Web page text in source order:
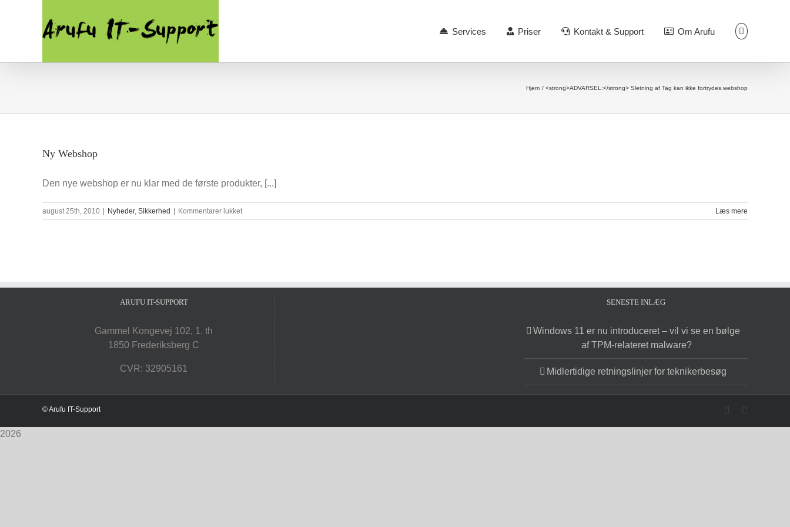
Services Priser Kontakt & Support Om Arufu
Hjem <strong>ADVARSEL:</strong> Sletning af Tag kan ikke fortrydes. webshop
Ny Webshop
Den nye webshop er nu klar med de første produkter, [...]
august 25th, 2010 Nyheder, Sikkerhed Kommentarer lukkettil
Ny
Læs mere
ARUFU IT-SUPPORT
Gammel Kongevej 102, 1. th
1850 Frederiksberg C
CVR: 32905161
SENESTE INLÆG
Windows 11 er nu introduceret – vil vi se en bølge
af TPM-relateret malware?
Midlertidige retningslinjer for teknikerbesøg
© Arufu IT-Support Facebook
2026